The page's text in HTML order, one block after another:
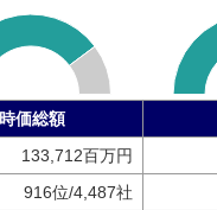
時価総額
133,712百万円
916位/4,487社